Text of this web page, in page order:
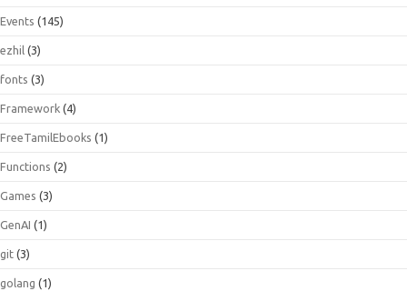
Events (145)
ezhil (3)
fonts (3)
Framework (4)
FreeTamilEbooks (1)
Functions (2)
Games (3)
GenAI (1)
git (3)
golang (1)